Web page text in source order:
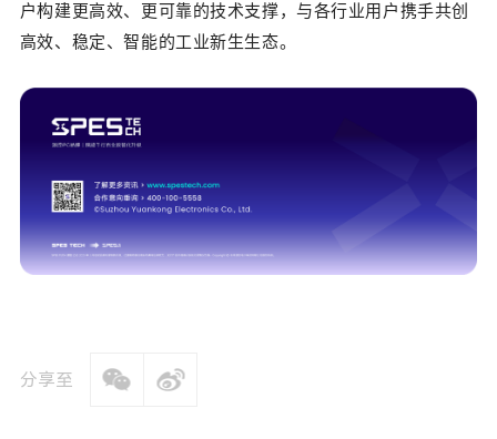
户构建更高效、更可靠的技术支撑，与各行业用户携手共创
高效、稳定、智能的工业新生生态。
分享至